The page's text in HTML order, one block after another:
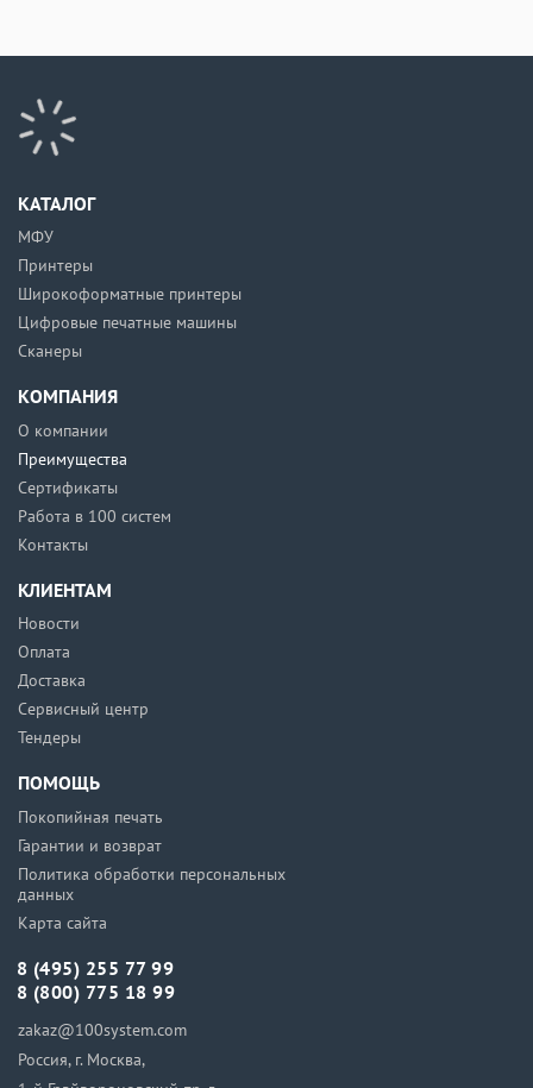
КАТАЛОГ
МФУ
Принтеры
Широкоформатные принтеры
Цифровые печатные машины
Сканеры
КОМПАНИЯ
О компании
Преимущества
Сертификаты
Работа в 100 систем
Контакты
КЛИЕНТАМ
Новости
Оплата
Доставка
Сервисный центр
Тендеры
ПОМОЩЬ
Покопийная печать
Гарантии и возврат
Политика обработки персональных
данных
Карта сайта
8 (495) 255 77 99
8 (800) 775 18 99
zakaz@100system.com
Россия, г. Москва,